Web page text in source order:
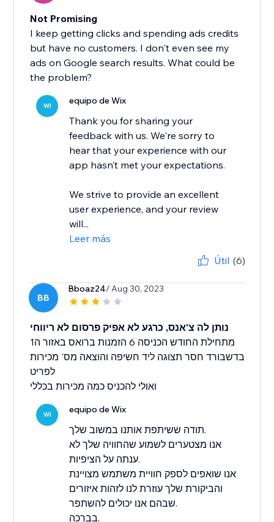
Not Promising
I keep getting clicks and spending ads credits
but have no customers. I don't even see my
ads on Google search results. What could be
the problem?
WI equipo de Wix
Thank you for sharing your
feedback with us. We're sorry to
hear that your experience with our
app hasn’t met your expectations.
We strive to provide an excellent
user experience, and your review
will...
Leer más
Útil (6)
BB
Bboaz24/ Aug 30, 2023
נותן לה צ'אנס, כרגע לא אפיק פרסום לא ריווחי
מתחילת החודש הכניסה 6 הזמנות ברואס באזור ה1
בדשבורד חסר תצוגה ליד חשיפה והוצאה מס' מכירות
לפריט
ואולי להכניס כמה מכירות בכללי
WI equipo de Wix
תודה ששיתפת אותנו במשוב שלך.
אנו מצטערים לשמוע שהחוויה שלך לא
ענתה על הציפיות.
אנו שואפים לספק חוויית משתמש מצויינת
והביקורת שלך עוזרת לנו לזהות איזורים
שבהם אנו יכולים להשתפר.
בברכה,